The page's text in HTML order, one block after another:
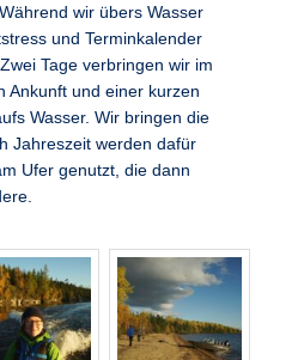
wir übers Wasser
und Terminkalender
Tage verbringen wir im
Ankunft und einer kurzen
Wasser. Wir bringen die
Jahreszeit werden dafür
Ufer genutzt, die dann